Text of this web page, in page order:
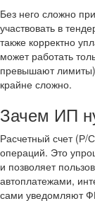
Без него сложно
участвовать в
также корректно
может работать
превышают
крайне сложно.
Зачем ИП
Расчетный счет (Р/
операций. Это
и позволяет
автоплатежами,
сами уведомляют